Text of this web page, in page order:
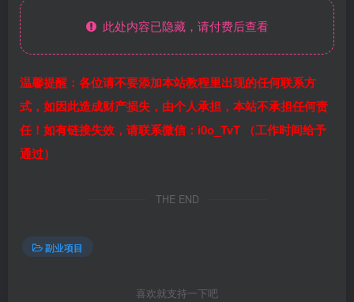
此处内容已隐藏，请付费后查看
温馨提醒：各位请不要添加本站教程里出现的任何联系方
式，如因此造成财产损失，由个人承担，本站不承担任何责
任！如有链接失效，请联系微信：i0o_TvT （工作时间给予
通过）
THE END
副业项目
喜欢就支持一下吧